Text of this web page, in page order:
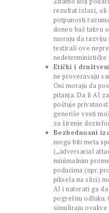
rezultat izlazi, ali
potpunosti
doneo baš takvu
moraju da razviju
testirali ove
nedeterminističke
Etički i
ne proveravaju
Oni moraju da
pitanja. Da li AI
poštuje
generiše vesti
za širenje
Bezbednosni
mogu biti meta
(„adversarial
minimalnim
podacima (npr.
piksela na slici)
AI i naterati ga
pogrešnu odluku.
simuliraju ovakve